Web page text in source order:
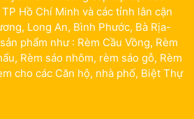
Hồ Chí Minh và các tỉnh lân cận
Long An, Bình Phước, Bà Rịa-
phẩm như : Rèm Cầu Vồng, Rèm
Rèm sáo nhôm, rèm sáo gỗ, Rèm
cho các Căn hộ, nhà phố, Biệt Thự